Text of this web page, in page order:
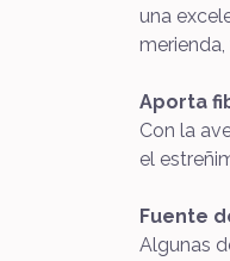
una
Aporta
Con la
el
Fuente
Algunas